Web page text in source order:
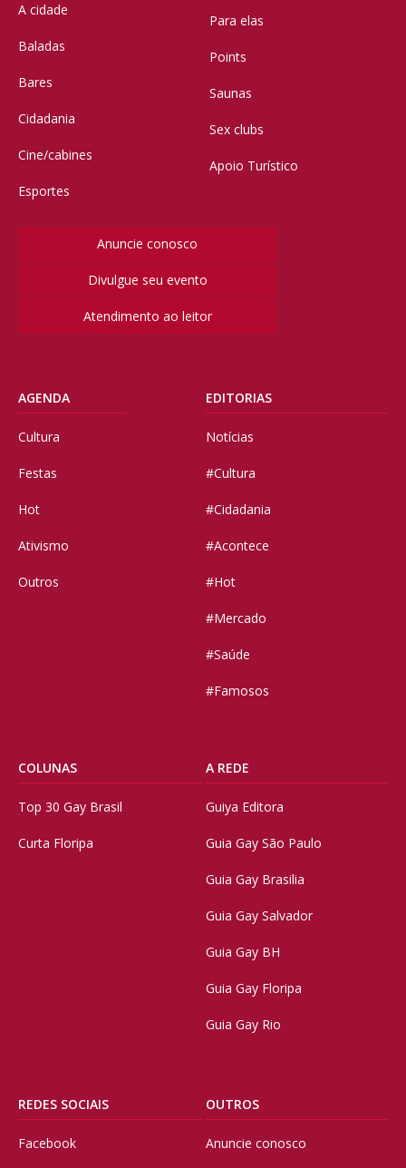
A cidade
Baladas
Bares
Cidadania
Cine/cabines
Esportes
Para elas
Points
Saunas
Sex clubs
Apoio Turístico
Anuncie conosco
Divulgue seu evento
Atendimento ao leitor
AGENDA
Cultura
Festas
Hot
Ativismo
Outros
EDITORIAS
Notícias
#Cultura
#Cidadania
#Acontece
#Hot
#Mercado
#Saúde
#Famosos
COLUNAS
Top 30 Gay Brasil
Curta Floripa
A REDE
Guiya Editora
Guia Gay São Paulo
Guia Gay Brasilia
Guia Gay Salvador
Guia Gay BH
Guia Gay Floripa
Guia Gay Rio
REDES SOCIAIS
Facebook
OUTROS
Anuncie conosco